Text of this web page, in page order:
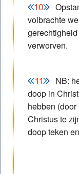
volbrachte
verworven.
NB:
doop in
hebben
Christus te
doop teken